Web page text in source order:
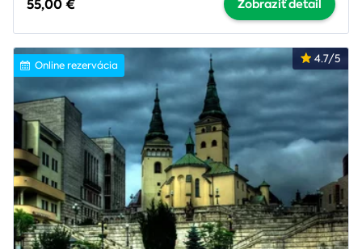
55,00 € Zobraziť detail
4.7/5
Online rezervácia